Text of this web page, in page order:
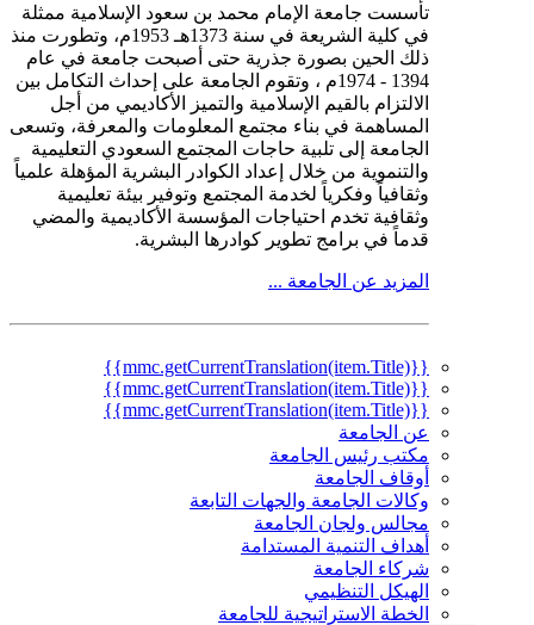
تأسست جامعة الإمام محمد بن سعود الإسلامية ممثلة
في كلية الشريعة في سنة 1373هـ 1953م، وتطورت منذ
ذلك الحين بصورة جذرية حتى أصبحت جامعة في عام
1394 - 1974م ، وتقوم الجامعة على إحداث التكامل بين
الالتزام بالقيم الإسلامية والتميز الأكاديمي من أجل
المساهمة في بناء مجتمع المعلومات والمعرفة، وتسعى
الجامعة إلى تلبية حاجات المجتمع السعودي التعليمية
والتنموية من خلال إعداد الكوادر البشرية المؤهلة علمياً
وثقافياً وفكرياً لخدمة المجتمع وتوفير بيئة تعليمية
وثقافية تخدم احتياجات المؤسسة الأكاديمية والمضي
قدماً في برامج تطوير كوادرها البشرية.
المزيد عن الجامعة ...
{{mmc.getCurrentTranslation(item.Title)}}
{{mmc.getCurrentTranslation(item.Title)}}
{{mmc.getCurrentTranslation(item.Title)}}
عن الجامعة
مكتب رئيس الجامعة
أوقاف الجامعة
وكالات الجامعة والجهات التابعة
مجالس ولجان الجامعة
أهداف التنمية المستدامة
شركاء الجامعة
الهيكل التنظيمي
الخطة الاستراتيجية للجامعة